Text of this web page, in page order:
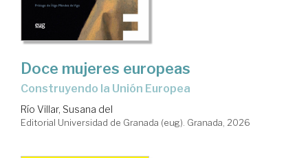
Doce mujeres europeas
construyendo la Unión Europea
Río Villar, Susana del
Editorial Universidad de Granada (eug). Granada, 2026